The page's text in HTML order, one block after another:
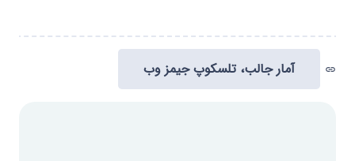
link آمار جالب، تلسکوپ جیمز وب